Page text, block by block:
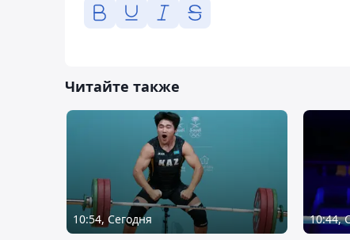
Читайте также
10:54, Сегодня 10:44,